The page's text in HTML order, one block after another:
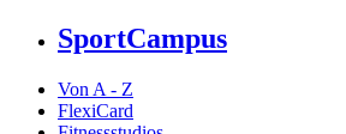
SportCampus
Von A - Z
FlexiCard